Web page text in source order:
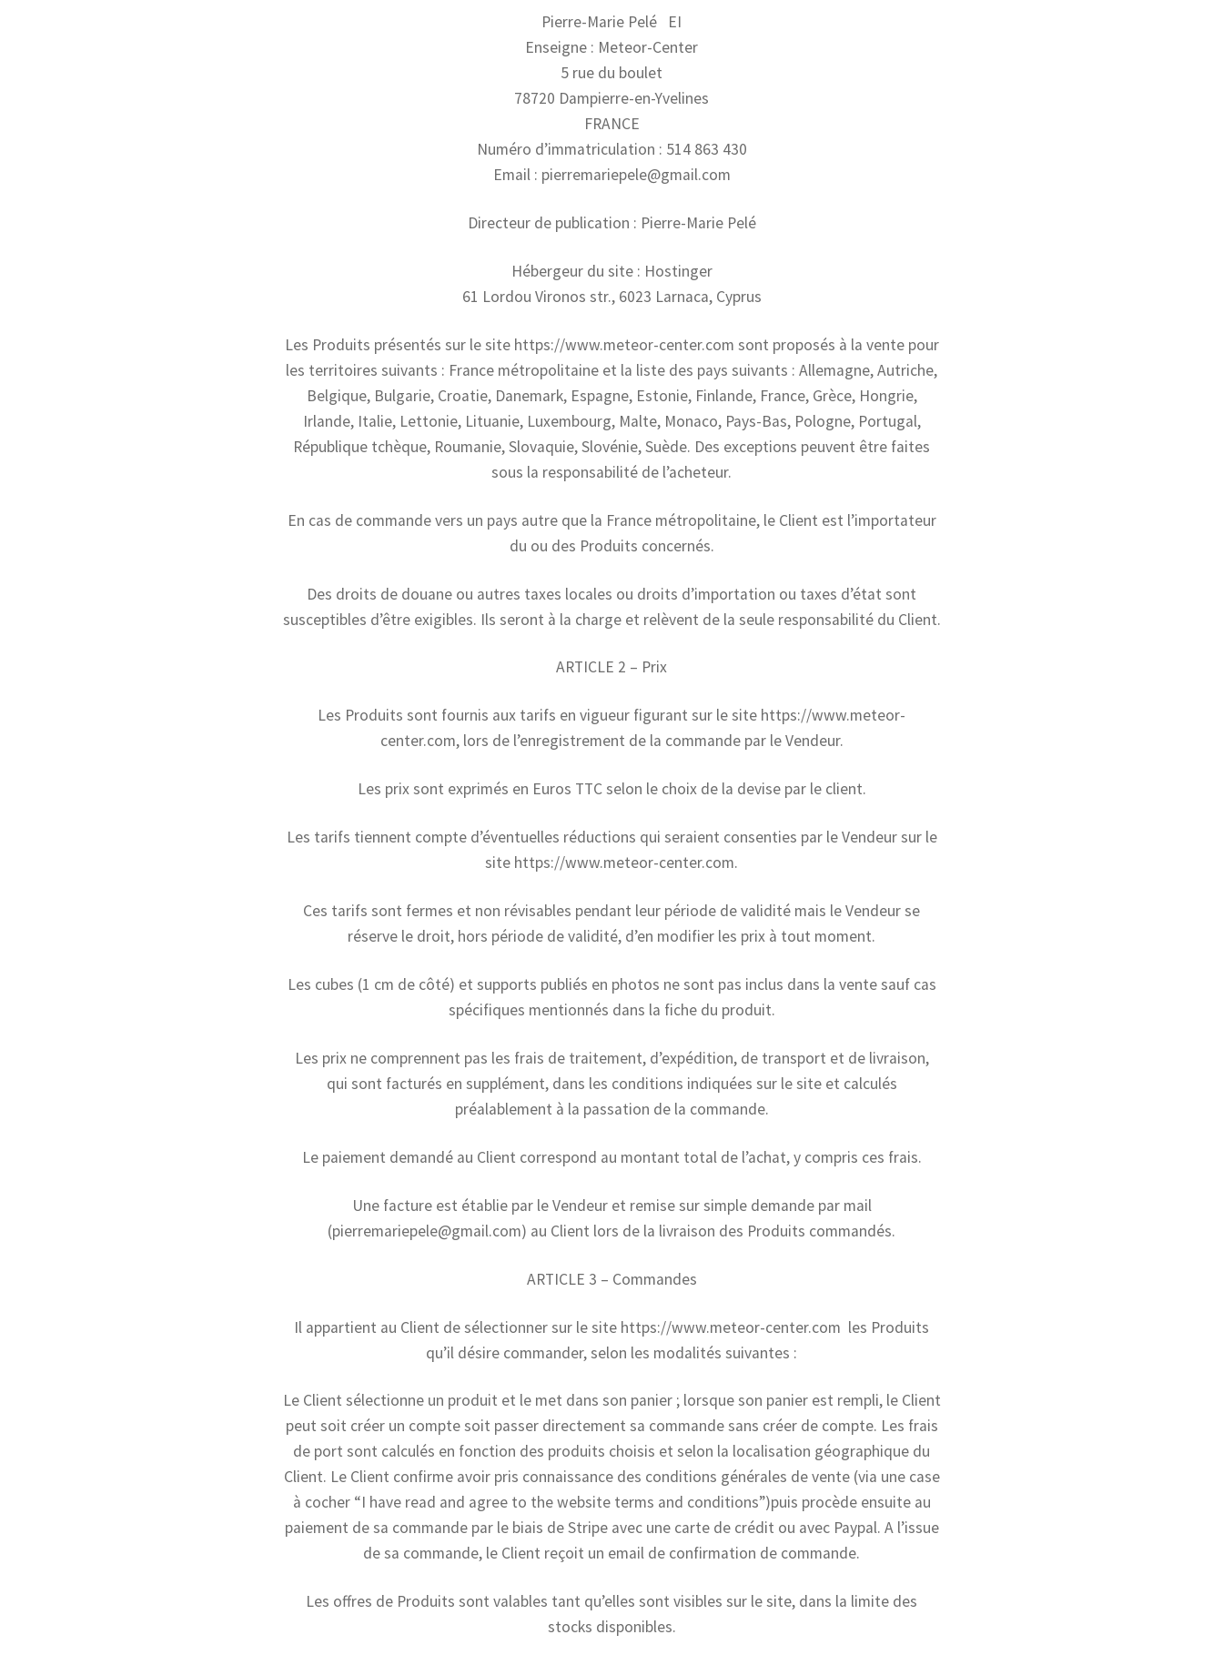
Pierre-Marie Pelé EI
Enseigne : Meteor-Center
5 rue du boulet
78720 Dampierre-en-Yvelines
FRANCE
Numéro d’immatriculation : 514 863 430
Email : pierremariepele@gmail.com
Directeur de publication : Pierre-Marie Pelé
Hébergeur du site : Hostinger
61 Lordou Vironos str., 6023 Larnaca, Cyprus
Les Produits présentés sur le site https://www.meteor-center.com sont proposés à la vente pour
les territoires suivants : France métropolitaine et la liste des pays suivants : Allemagne, Autriche,
Belgique, Bulgarie, Croatie, Danemark, Espagne, Estonie, Finlande, France, Grèce, Hongrie,
Irlande, Italie, Lettonie, Lituanie, Luxembourg, Malte, Monaco, Pays-Bas, Pologne, Portugal,
République tchèque, Roumanie, Slovaquie, Slovénie, Suède. Des exceptions peuvent être faites
sous la responsabilité de l’acheteur.
En cas de commande vers un pays autre que la France métropolitaine, le Client est l’importateur
du ou des Produits concernés.
Des droits de douane ou autres taxes locales ou droits d’importation ou taxes d’état sont
susceptibles d’être exigibles. Ils seront à la charge et relèvent de la seule responsabilité du Client.
ARTICLE 2 – Prix
Les Produits sont fournis aux tarifs en vigueur figurant sur le site https://www.meteor-
center.com, lors de l’enregistrement de la commande par le Vendeur.
Les prix sont exprimés en Euros TTC selon le choix de la devise par le client.
Les tarifs tiennent compte d’éventuelles réductions qui seraient consenties par le Vendeur sur le
site https://www.meteor-center.com.
Ces tarifs sont fermes et non révisables pendant leur période de validité mais le Vendeur se
réserve le droit, hors période de validité, d’en modifier les prix à tout moment.
Les cubes (1 cm de côté) et supports publiés en photos ne sont pas inclus dans la vente sauf cas
spécifiques mentionnés dans la fiche du produit.
Les prix ne comprennent pas les frais de traitement, d’expédition, de transport et de livraison,
qui sont facturés en supplément, dans les conditions indiquées sur le site et calculés
préalablement à la passation de la commande.
Le paiement demandé au Client correspond au montant total de l’achat, y compris ces frais.
Une facture est établie par le Vendeur et remise sur simple demande par mail
(pierremariepele@gmail.com) au Client lors de la livraison des Produits commandés.
ARTICLE 3 – Commandes
Il appartient au Client de sélectionner sur le site https://www.meteor-center.com les Produits
qu’il désire commander, selon les modalités suivantes :
Le Client sélectionne un produit et le met dans son panier ; lorsque son panier est rempli, le Client
peut soit créer un compte soit passer directement sa commande sans créer de compte. Les frais
de port sont calculés en fonction des produits choisis et selon la localisation géographique du
Client. Le Client confirme avoir pris connaissance des conditions générales de vente (via une case
à cocher “I have read and agree to the website terms and conditions”)puis procède ensuite au
paiement de sa commande par le biais de Stripe avec une carte de crédit ou avec Paypal. A l’issue
de sa commande, le Client reçoit un email de confirmation de commande.
Les offres de Produits sont valables tant qu’elles sont visibles sur le site, dans la limite des
stocks disponibles.